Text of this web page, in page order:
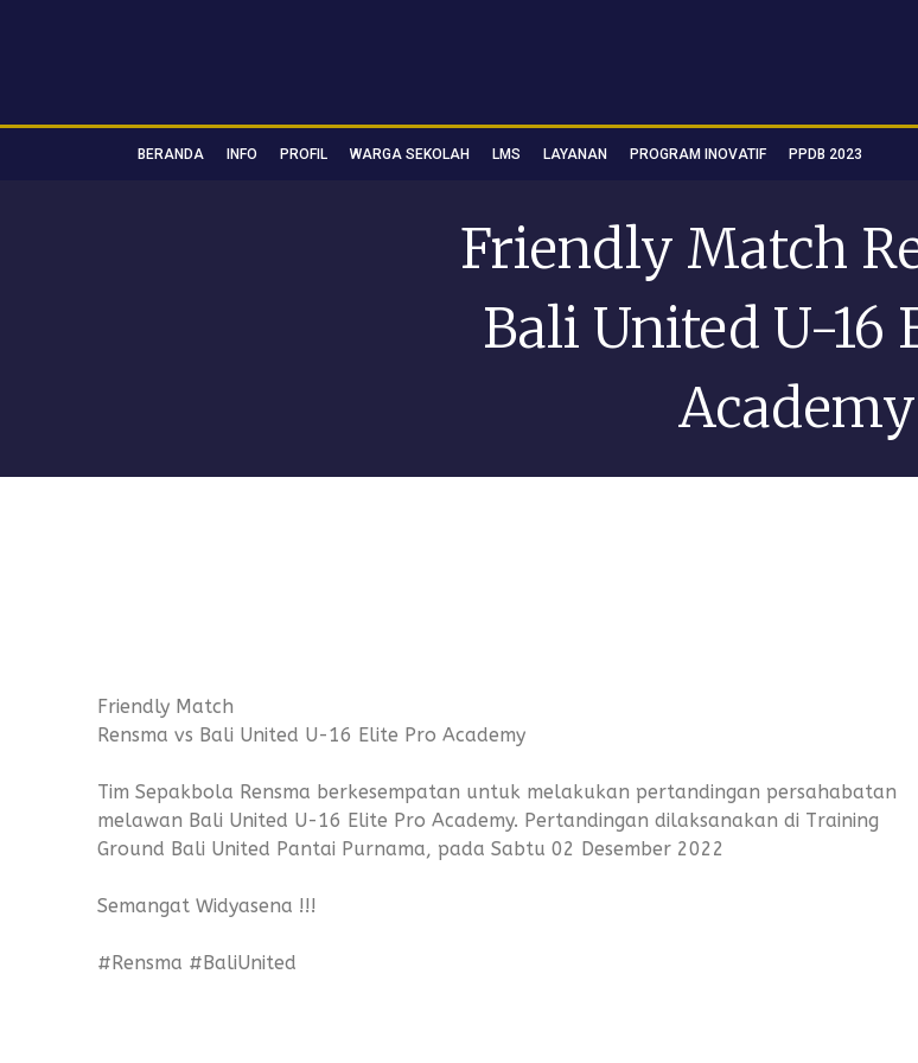
BERANDA INFO PROFIL WARGA SEKOLAH LMS LAYANAN PROGRAM INOVATIF PPDB 2023
Friendly Match
Bali United U-16
Academy
Friendly Match
Rensma vs Bali United U-16 Elite Pro Academy
Tim Sepakbola Rensma berkesempatan untuk melakukan pertandingan persahabatan
melawan Bali United U-16 Elite Pro Academy. Pertandingan dilaksanakan di Training
Ground Bali United Pantai Purnama, pada Sabtu 02 Desember 2022
Semangat Widyasena !!!
#Rensma #BaliUnited